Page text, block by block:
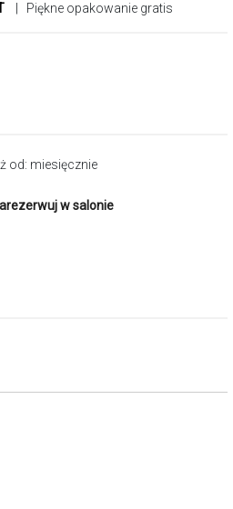
| Piękne opakowanie gratis
od: miesięcznie
w salonie